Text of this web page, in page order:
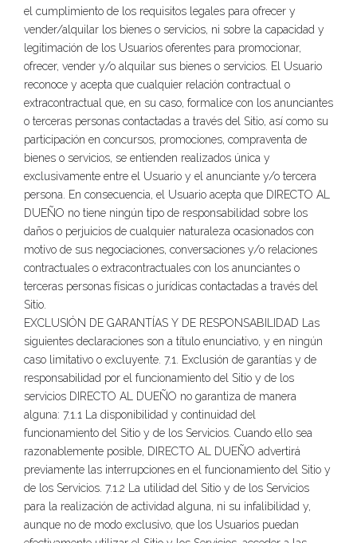
el cumplimiento de los requisitos legales para ofrecer y
vender/alquilar los bienes o servicios, ni sobre la capacidad y
legitimación de los Usuarios oferentes para promocionar,
ofrecer, vender y/o alquilar sus bienes o servicios. El Usuario
reconoce y acepta que cualquier relación contractual o
extracontractual que, en su caso, formalice con los anunciantes
o terceras personas contactadas a través del Sitio, así como su
participación en concursos, promociones, compraventa de
bienes o servicios, se entienden realizados única y
exclusivamente entre el Usuario y el anunciante y/o tercera
persona. En consecuencia, el Usuario acepta que DIRECTO AL
DUEÑO no tiene ningún tipo de responsabilidad sobre los
daños o perjuicios de cualquier naturaleza ocasionados con
motivo de sus negociaciones, conversaciones y/o relaciones
contractuales o extracontractuales con los anunciantes o
terceras personas físicas o jurídicas contactadas a través del
Sitio.
EXCLUSIÓN DE GARANTÍAS Y DE RESPONSABILIDAD Las
siguientes declaraciones son a título enunciativo, y en ningún
caso limitativo o excluyente. 7.1. Exclusión de garantías y de
responsabilidad por el funcionamiento del Sitio y de los
servicios DIRECTO AL DUEÑO no garantiza de manera
alguna: 7.1.1 La disponibilidad y continuidad del
funcionamiento del Sitio y de los Servicios. Cuando ello sea
razonablemente posible, DIRECTO AL DUEÑO advertirá
previamente las interrupciones en el funcionamiento del Sitio y
de los Servicios. 7.1.2 La utilidad del Sitio y de los Servicios
para la realización de actividad alguna, ni su infalibilidad y,
aunque no de modo exclusivo, que los Usuarios puedan